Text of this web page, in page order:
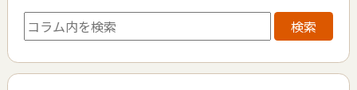
検索